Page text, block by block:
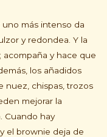
más intenso da
y redondea. Y la
acompaña y hace que
los añadidos
nuez, chispas, trozos
mejorar la
Cuando hay
el brownie deja de